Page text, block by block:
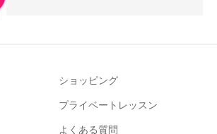
ショッピング
プライベートレッスン
よくある質問